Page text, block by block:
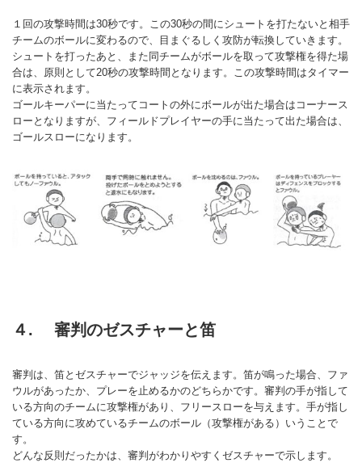
１回の攻撃時間は30秒です。この30秒の間にシュートを打たないと相手
チームのボールに変わるので、目まぐるしく攻防が転換していきます。
シュートを打ったあと、また同チームがボールを取って攻撃権を得た場
合は、原則として20秒の攻撃時間となります。この攻撃時間はタイマー
に表示されます。
ゴールキーパーに当たってコートの外にボールが出た場合はコーナース
ローとなりますが、フィールドプレイヤーの手に当たって出た場合は、
ゴールスローになります。
４. 審判のゼスチャーと笛
審判は、笛とゼスチャーでジャッジを伝えます。笛が鳴った場合、ファ
ウルがあったか、プレーを止めるかのどちらかです。審判の手が指して
いる方向のチームに攻撃権があり、フリースローを与えます。手が指し
ている方向に攻めているチームのボール（攻撃権がある）いうことで
す。
どんな反則だったかは、審判がわかりやすくゼスチャーで示します。